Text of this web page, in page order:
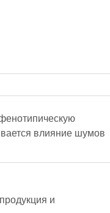
влияние шумов
и